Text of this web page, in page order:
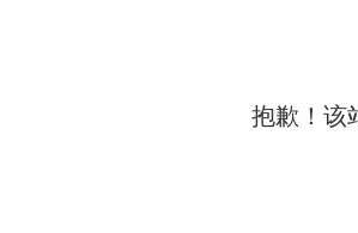
抱歉！该